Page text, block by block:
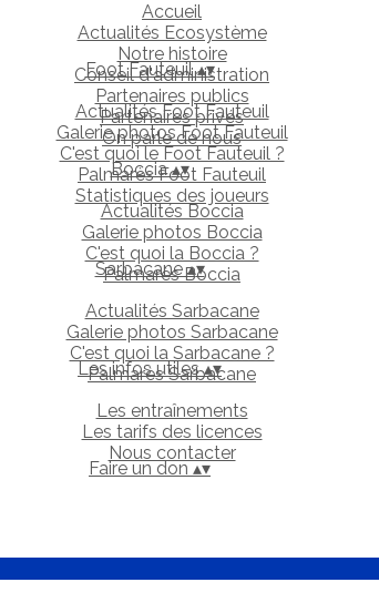
Accueil
Actualités Ecosystème
Notre histoire
Conseil d'administration
Partenaires publics
Partenaires privés
On parle de nous
Foot Fauteuil▴▾
Actualités Foot Fauteuil
Galerie photos Foot Fauteuil
C'est quoi le Foot Fauteuil ?
Palmarès Foot Fauteuil
Statistiques des joueurs
Boccia▴▾
Actualités Boccia
Galerie photos Boccia
C'est quoi la Boccia ?
Palmarès Boccia
Sarbacane▴▾
Actualités Sarbacane
Galerie photos Sarbacane
C'est quoi la Sarbacane ?
Palmarès Sarbacane
Les infos utiles▴▾
Les entraînements
Les tarifs des licences
Nous contacter
Faire un don▴▾